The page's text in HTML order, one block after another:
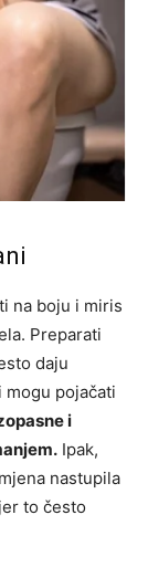
na boju i miris
Preparati
daju
pojačati
i
Ipak,
nastupila
to često